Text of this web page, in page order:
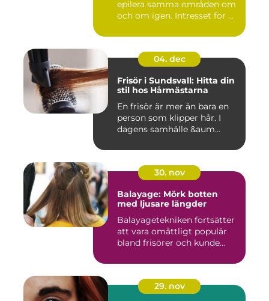
epilera samma områden om
och om igen. Intresset för ...
04. dec
Frisör i Sundsvall: Hitta din
stil hos Hårmästarna
En frisör är mer än bara en
person som klipper hår. I
dagens samhälle &aum...
30. nov
Balayage: Mörk botten
med ljusare längder
Balayagetekniken fortsätter
att vara omåttligt populär
bland frisörer och kunde...
29. nov